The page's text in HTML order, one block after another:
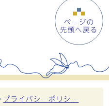
ページの
先頭へ戻る
プライバシーポリシー